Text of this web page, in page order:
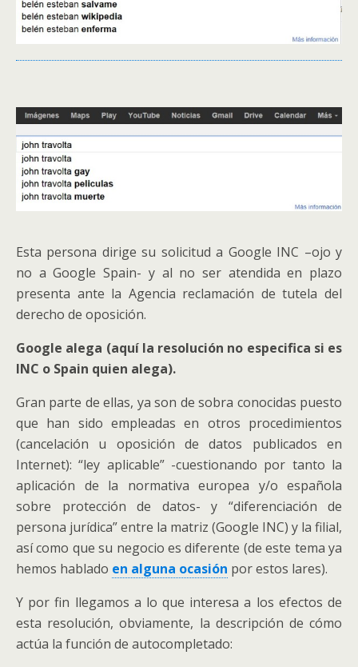
Esta persona dirige su solicitud a Google INC –ojo y
no a Google Spain- y al no ser atendida en plazo
presenta ante la Agencia reclamación de tutela del
derecho de oposición.
Google alega (aquí la resolución no especifica si es
INC o Spain quien alega).
Gran parte de ellas, ya son de sobra conocidas puesto
que han sido empleadas en otros procedimientos
(cancelación u oposición de datos publicados en
Internet): “ley aplicable” -cuestionando por tanto la
aplicación de la normativa europea y/o española
sobre protección de datos- y “diferenciación de
persona jurídica” entre la matriz (Google INC) y la filial,
así como que su negocio es diferente (de este tema ya
hemos hablado en alguna ocasión por estos lares).
Y por fin llegamos a lo que interesa a los efectos de
esta resolución, obviamente, la descripción de cómo
actúa la función de autocompletado: